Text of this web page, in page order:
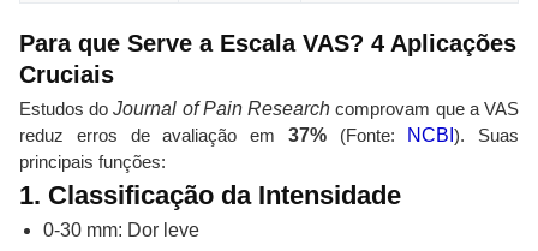
Para que Serve a Escala VAS? 4 Aplicações
Cruciais
Estudos doJournal of Pain Research comprovam que a VAS
reduz erros de avaliação em 37%(Fonte: NCBI). Suas
principais funções:
1. Classificação da Intensidade
0-30 mm: Dor leve